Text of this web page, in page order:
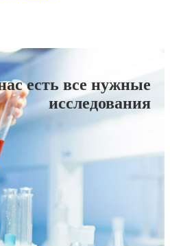
есть все нужные
исследования